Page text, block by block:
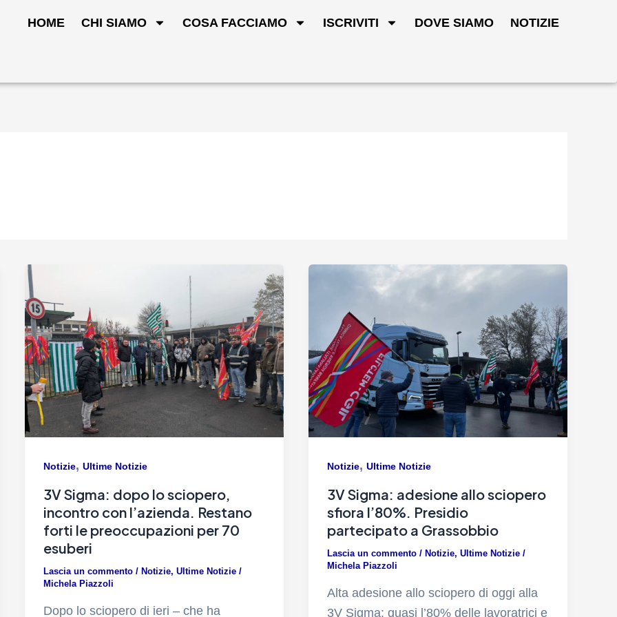
HOME CHI SIAMO COSA FACCIAMO ISCRIVITI DOVE SIAMO NOTIZIE
Notizie, Ultime Notizie
3V Sigma: dopo lo sciopero,
incontro con l’azienda. Restano
forti le preoccupazioni per 70
esuberi
Lascia un commento / Notizie, Ultime Notizie/
Michela Piazzoli
Dopo lo sciopero di ieri – che ha
Notizie, Ultime Notizie
3V Sigma: adesione allo sciopero
sfiora l’80%. Presidio
partecipato a Grassobbio
Lascia un commento / Notizie, Ultime Notizie/
Michela Piazzoli
Alta adesione allo sciopero di oggi alla
3V Sigma: quasi l’80% delle lavoratrici e